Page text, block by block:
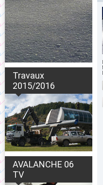
Travaux
2015/2016
AVALANCHE 06
TV